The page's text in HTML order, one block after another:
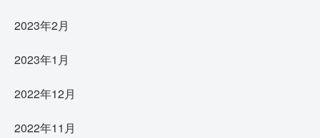
2023年2月
2023年1月
2022年12月
2022年11月